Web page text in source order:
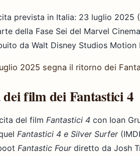
prevista in Italia: 23 luglio 2025
della Fase Sei del Marvel
da Walt Disney Studios Motion
2025 segna il ritorno dei
film dei Fantastici 4
del film Fantastici 4 con Ioan
Fantastici 4 e Silver Surfer
Fantastic Fourdiretto da Josh